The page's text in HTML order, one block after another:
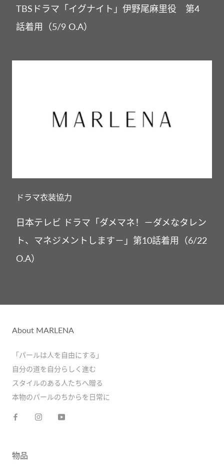
TBSドラマ「イグナイト」伊野尾麻里役 第4
話着用（5/9 O.A）
ドラマ衣装協力
日本テレビ ドラマ「ダメマネ！－ダメなタレン
ト、マネジメントします－」第10話着用（6/22
O.A）
About MARLENA
「パールは人を自由にする」
自分の道を自分らしく進む
スタイルのある人たちへ贈る
本物のパールのちからを日常に
物品